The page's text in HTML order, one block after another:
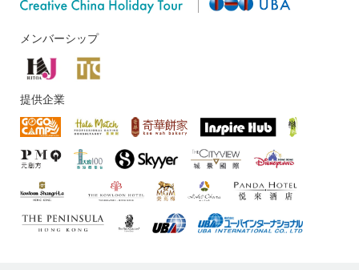
メンバーシップ
提供企業